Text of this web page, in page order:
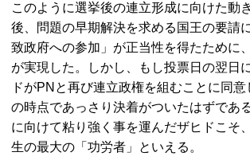
このように選挙後の連立形成に向けた動
後、問題の早期解決を求める国王の要請
致政府への参加」が正当性を得たために、
が実現した。しかし、もし投票日の翌日
ドがPN と再び連立政権を組むことに同
の時点であっさり決着がついたはずである
に向けて粘り強く事を運んだザヒドこそ
生の最大の「功労者」といえる。